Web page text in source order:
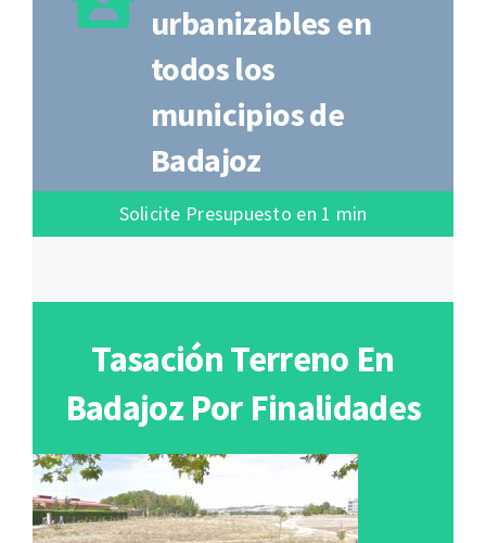
urbanizables en
todos los
municipios de
Badajoz
Solicite Presupuesto en 1 min
Tasación Terreno En
Badajoz Por Finalidades